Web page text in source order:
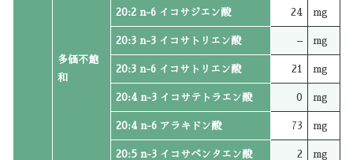
多価不飽
和
20:2 n-6 イコサジエン酸 24 mg
20:3 n-3 イコサトリエン酸 – mg
20:3 n-6 イコサトリエン酸 21 mg
20:4 n-3 イコサテトラエン酸 0 mg
20:4 n-6 アラキドン酸 73 mg
20:5 n-3 イコサペンタエン酸 2 mg